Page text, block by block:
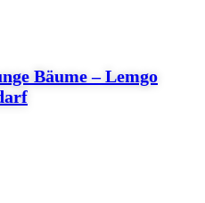
Bäume – Lemgo